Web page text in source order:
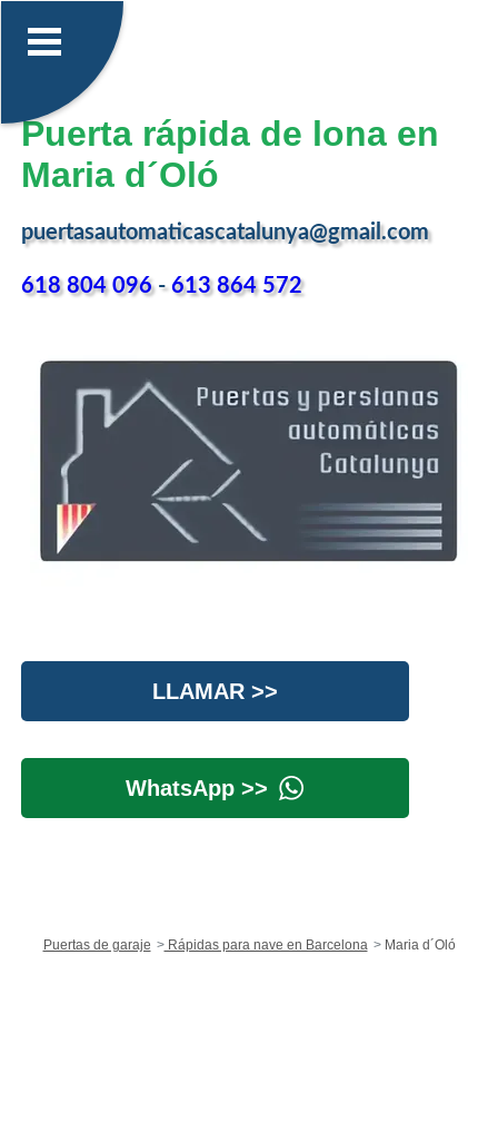
Puerta rápida de lona en
Maria d´Oló
puertasautomaticascatalunya@gmail.com
618 804 096-613 864 572
LLAMAR >>
WhatsApp >>
Puertas de garaje Rápidas para nave en Barcelona Maria d´Oló